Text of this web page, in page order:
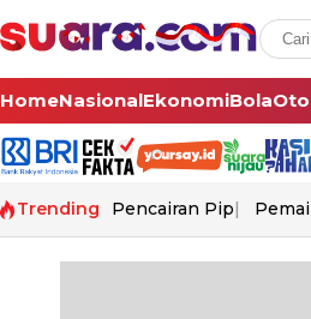
HomeNasionalEkonomiBola
Trending Pencairan Pip